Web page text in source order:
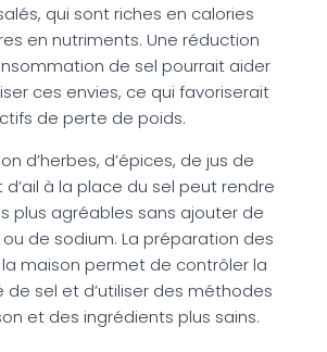
qui sont riches en calories
en nutriments. Une réduction
de sel pourrait aider
ces envies, ce qui favoriserait
de perte de poids.
d’herbes, d’épices, de jus de
d’ail à la place du sel peut rendre
plus agréables sans ajouter de
de sodium. La préparation des
maison permet de contrôler la
de sel et d’utiliser des méthodes
et des ingrédients plus sains.